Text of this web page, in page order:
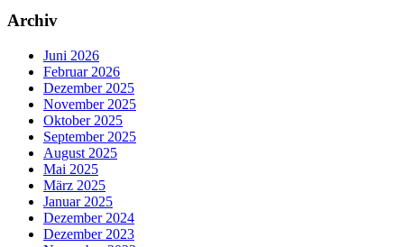
Archiv
Juni 2026
Februar 2026
Dezember 2025
November 2025
Oktober 2025
September 2025
August 2025
Mai 2025
März 2025
Januar 2025
Dezember 2024
Dezember 2023